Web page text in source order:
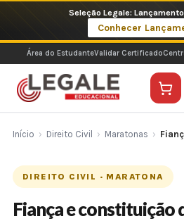
o
conteúdo
Seleção Legale:
Conhecer
Área do EstudanteValidar Certificado
Início › Direito Civil › Maratonas ›
DIREITO CIVIL · MARATONA
Fiança e constituição